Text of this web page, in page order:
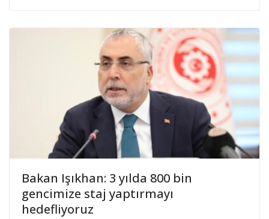
Bakan Işıkhan: 3 yılda 800 bin
gencimize staj yaptırmayı
hedefliyoruz